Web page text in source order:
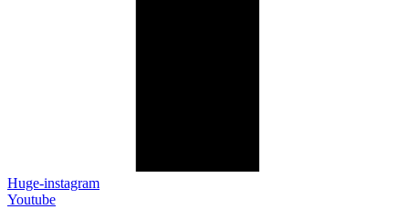
Huge-instagram
Youtube